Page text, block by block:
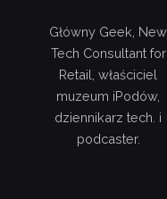
Główny Geek, New
Tech Consultant for
Retail, właściciel
muzeum iPodów,
dziennikarz tech. i
podcaster.